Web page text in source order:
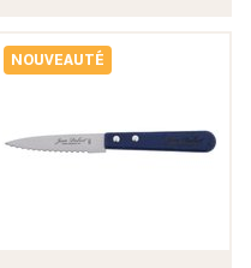
NOUVEAUTÉ